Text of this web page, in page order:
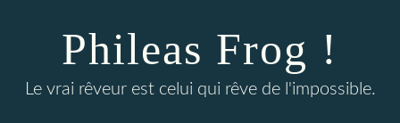
Phileas Frog !
Le vrai rêveur est celui qui rêve de l'impossible.